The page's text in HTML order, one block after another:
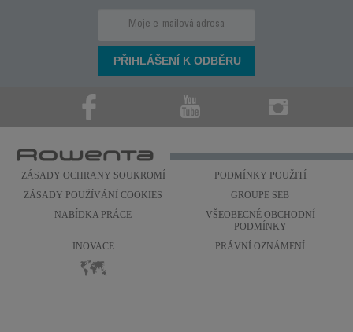
ZÁSADY OCHRANY SOUKROMÍ
PODMÍNKY POUŽITÍ
ZÁSADY POUŽÍVÁNÍ COOKIES
GROUPE SEB
NABÍDKA PRÁCE
VŠEOBECNÉ OBCHODNÍ
PODMÍNKY
INOVACE
PRÁVNÍ OZNÁMENÍ